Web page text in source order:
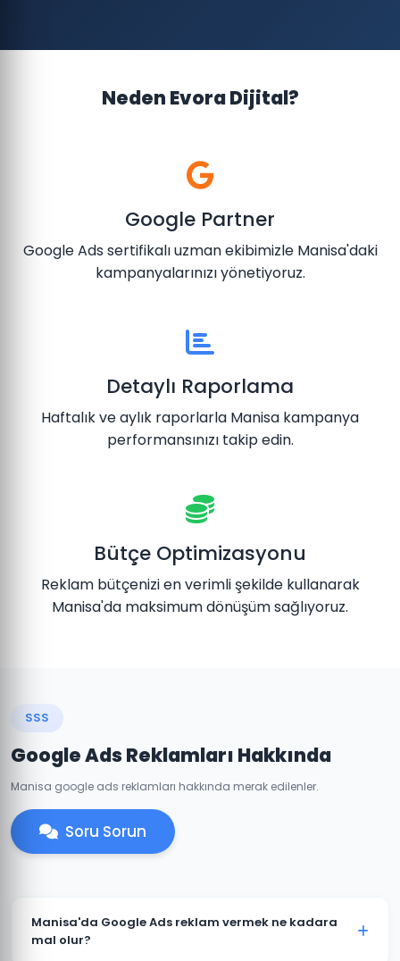
Neden Evora Dijital?
Google Partner
Google Ads sertifikalı uzman ekibimizle Manisa'daki
kampanyalarınızı yönetiyoruz.
Detaylı Raporlama
Haftalık ve aylık raporlarla Manisa kampanya
performansınızı takip edin.
Bütçe Optimizasyonu
Reklam bütçenizi en verimli şekilde kullanarak
Manisa'da maksimum dönüşüm sağlıyoruz.
SSS
Google Ads Reklamları Hakkında
Manisa google ads reklamları hakkında merak edilenler.
Soru Sorun
Manisa'da Google Ads reklam vermek ne kadara
mal olur?